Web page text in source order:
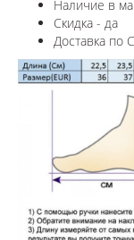
Наличие в
Скидка - да
Доставка по